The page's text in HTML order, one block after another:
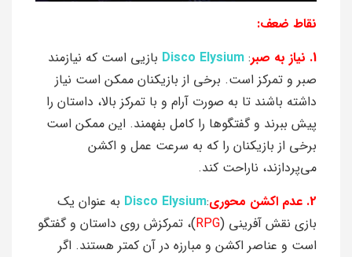
نقاط ضعف:
1. نیاز به صبر
:
Disco Elysium بازیی است که نیازمند
صبر و تمرکز است. برخی از بازیکنان ممکن است نیاز
داشته باشند تا به صورت آرام و با تمرکز بالا، داستان را
پیش ببرند و گفتگوها را کامل بفهمند. این ممکن است
برخی از بازیکنان را که به سرعت عمل و اکشن
می‌پردازند، ناراحت کند.
2. عدم اکشن محوری
:
Disco Elysium به عنوان یک
بازی نقش آفرینی (RPG)، تمرکزش روی داستان و گفتگو
است و عناصر اکشن و مبارزه در آن کمتر هستند. اگر